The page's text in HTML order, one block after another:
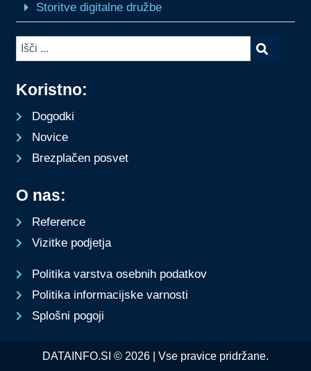
O nas:
Reference
Vizitke podjetja
Politika varstva osebnih podatkov
Politika informacijske varnosti
Splošni pogoji
Koristno:
Dogodki
Novice
Brezplačen posvet
Storitve digitalne družbe
DATAINFO.SI © 2026 | Vse pravice pridržane.